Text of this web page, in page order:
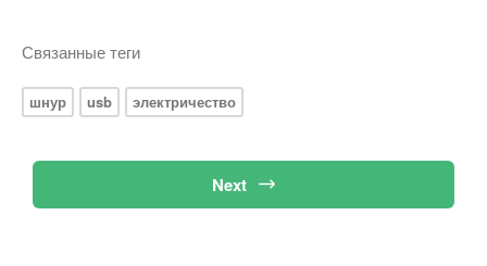
Связанные теги
шнур usb электричество
Next